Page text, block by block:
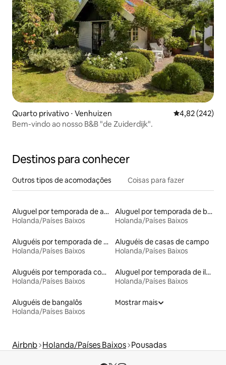
Quarto privativo ⋅ Venhuizen 4,82 de uma
4,82 (242)
Bem-vindo ao nosso B&B "de Zuiderdijk".
Destinos para conhecer
Outros tipos de acomodações Coisas para fazer
Aluguel por temporada de apart-hotéis
Holanda/Países Baixos
Aluguel por temporada de barcos
Holanda/Países Baixos
Aluguéis por temporada de celeiros
Holanda/Países Baixos
Aluguéis de casas de campo
Holanda/Países Baixos
Aluguéis por temporada com cama de altura acessível
Holanda/Países Baixos
Aluguel por temporada de ilhas
Holanda/Países Baixos
Aluguéis de bangalôs
Holanda/Países Baixos
Mostrar mais
Airbnb Holanda/Países Baixos Pousadas